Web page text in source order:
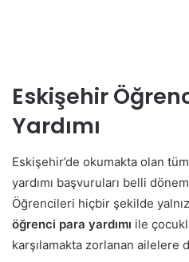
Eskişehir
Yardımı
Eskişehir’de okumakta olan
yardımı başvuruları belli
Öğrencileri hiçbir şekilde
öğrenci para yardımı ile
karşılamakta zorlanan ailelere